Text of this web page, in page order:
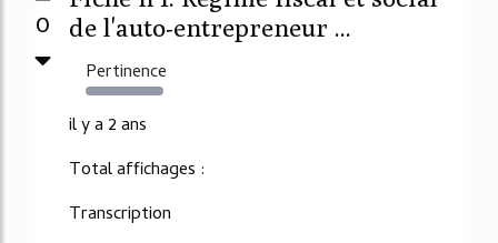
0
de l'auto-entrepreneur ...
Pertinence
14362%
il y a 2 ans
Total affichages :
Transcription